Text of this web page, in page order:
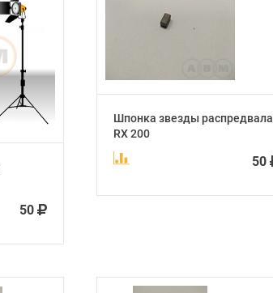
50
Шпонка звезды распредвала
RX 200
50